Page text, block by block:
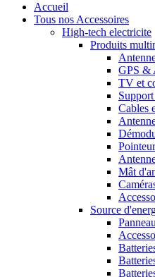
Accueil
Tous nos Accessoires
High-tech electricite
Produits
GPS &
TV et
Cables
Mât
Source